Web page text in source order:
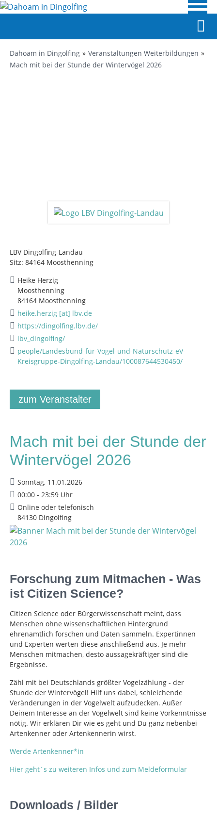
Dahoam in Dingolfing
Veranstaltungen Weiterbildungen
Mach mit bei der Stunde der Wintervögel 2026
LBV Dingolfing-Landau
Sitz: 84164 Moosthenning
Heike Herzig
Moosthenning
84164 Moosthenning
heike.herzig [at] lbv.de
https://dingolfing.lbv.de/
lbv_dingolfing/
people/Landesbund-für-Vogel-und-Naturschutz-eV-
Kreisgruppe-Dingolfing-Landau/100087644530450/
zum Veranstalter
Mach mit bei der Stunde der
Wintervögel 2026
Sonntag, 11.01.2026
00:00 - 23:59 Uhr
Online oder telefonisch
84130 Dingolfing
Forschung zum Mitmachen - Was
ist Citizen Science?
Citizen Science oder Bürgerwissenschaft meint, dass
Menschen ohne wissenschaftlichen Hintergrund
ehrenamtlich forschen und Daten sammeln. Expertinnen
und Experten werten diese anschließend aus. Je mehr
Menschen mitmachen, desto aussagekräftiger sind die
Ergebnisse.
Zähl mit bei Deutschlands größter Vogelzählung - der
Stunde der Wintervögel! Hilf uns dabei, schleichende
Veränderungen in der Vogelwelt aufzudecken. Außer
Deinem Interesse an der Vogelwelt sind keine Vorkenntnisse
nötig. Wir erklären Dir wie es geht und Du ganz nebenbei
Artenkenner oder Artenkennerin wirst.
Werde Artenkenner*in
Hier geht´s zu weiteren Infos und zum Meldeformular
Downloads / Bilder